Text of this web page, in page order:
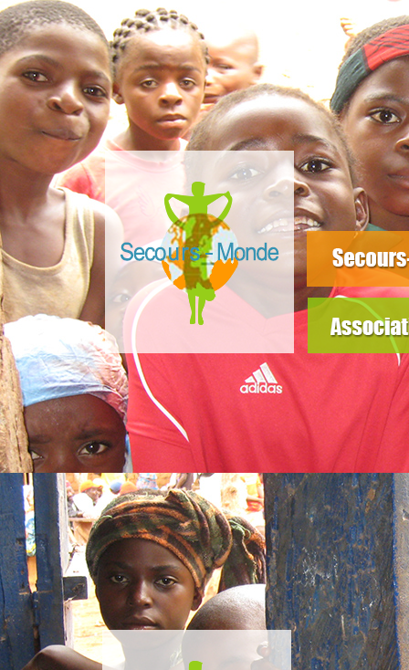
slider3